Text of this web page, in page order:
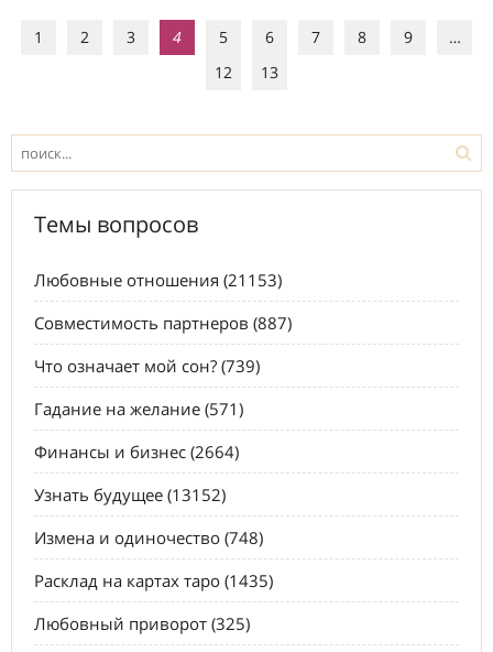
1 2 3 4 5 6 7 8 9
…
12
13
Темы вопросов
Любовные отношения (21153)
Совместимость партнеров (887)
Что означает мой сон? (739)
Гадание на желание (571)
Финансы и бизнес (2664)
Узнать будущее (13152)
Измена и одиночество (748)
Расклад на картах таро (1435)
Любовный приворот (325)